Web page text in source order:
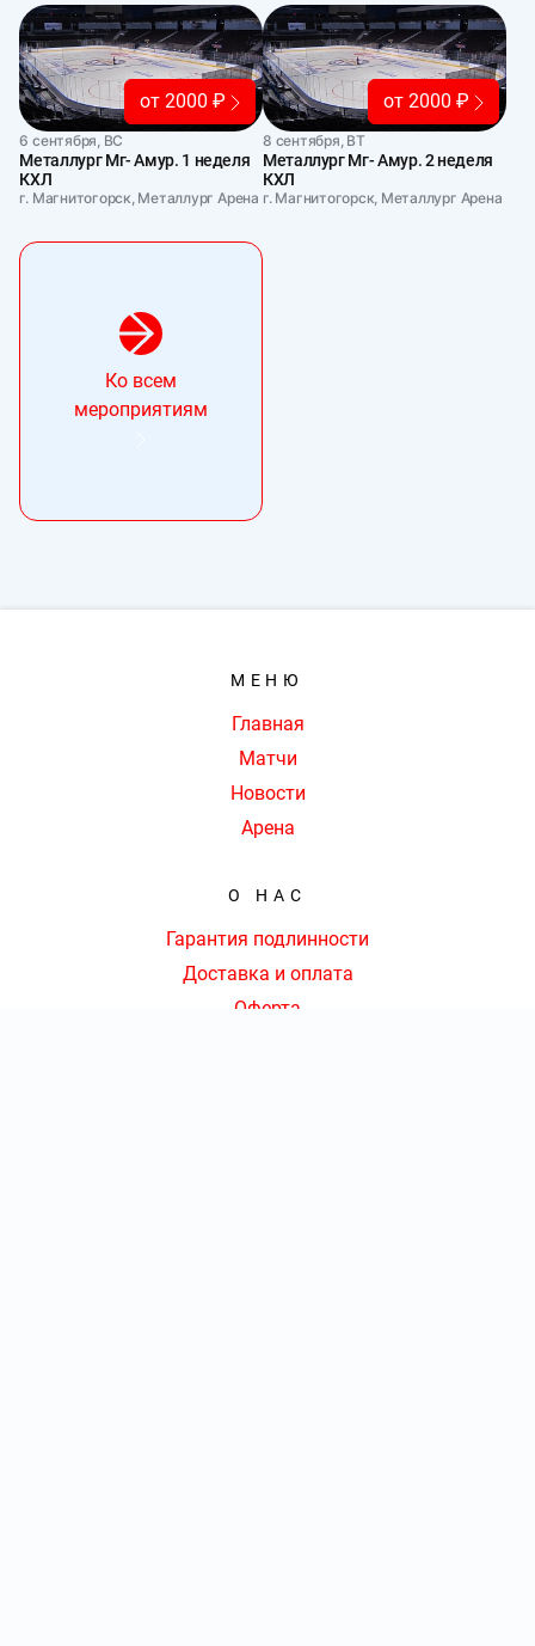
от 2000 ₽
6 сентября, ВС
Металлург Мг- Амур. 1 неделя
КХЛ
г. Магнитогорск, Металлург Арена
от 2000 ₽
8 сентября, ВТ
Металлург Мг- Амур. 2 неделя
КХЛ
г. Магнитогорск, Металлург Арена
Ко всем
мероприятиям
МЕНЮ
Главная
Матчи
Новости
Арена
О НАС
Гарантия подлинности
Доставка и оплата
Оферта